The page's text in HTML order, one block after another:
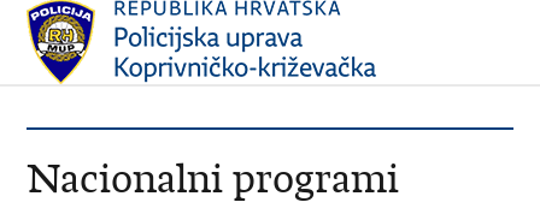
Nacionalni programi